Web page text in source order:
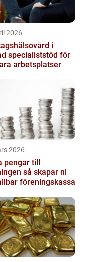
2026
i
för
arbetsplatser
2026
pengar till
skapar ni
föreningskassa